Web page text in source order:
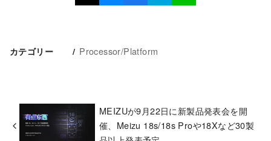
カテゴリー Processor/Platform
MEIZUが9月22日に新製品発表会を開
催、Meizu 18s/18s Proや18Xなど30製